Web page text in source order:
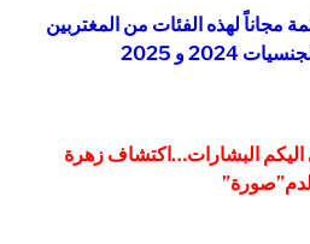
مجاناً لهذه الفئات من المغتربين
و 2025
البشارات…اكتشاف زهرة